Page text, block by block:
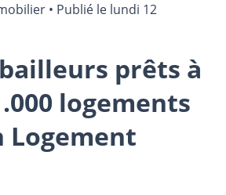
• Publié le lundi 12
prêts à
logements
Logement